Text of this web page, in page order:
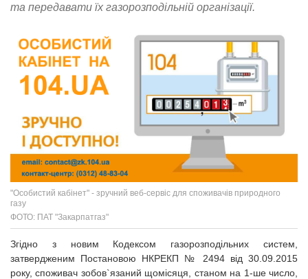
та передавати їх газорозподільній організації.
"Особистий кабінет" - зручний веб-сервіс для споживачів природного
газу
ФОТО: ПАТ "Закарпатгаз"
Згідно з новим Кодексом газорозподільних систем,
затвердженим Постановою НКРЕКП № 2494 від 30.09.2015
року, споживач зобов`язаний щомісяця, станом на 1-ше число,